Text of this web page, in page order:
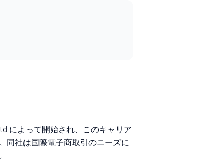
によって開始され、このキャリア
同社は国際電子商取引のニーズに